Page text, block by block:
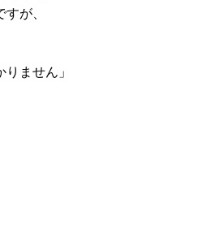
が、
りません」